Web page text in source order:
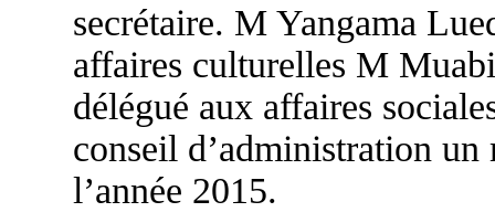
secrétaire. M Yangama
affaires culturelles M
délégué aux affaires
conseil d’administration un
l’année 2015.